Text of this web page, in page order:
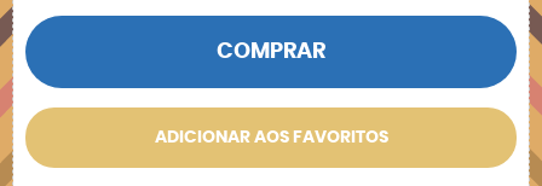
COMPRAR
ADICIONAR AOS FAVORITOS